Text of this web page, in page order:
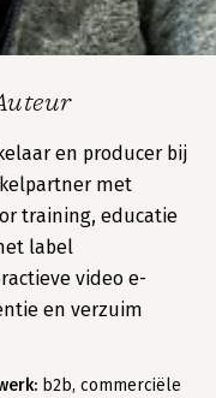
en producer bij
met
training, educatie
label
video e-
en verzuim
b2b, commerciële